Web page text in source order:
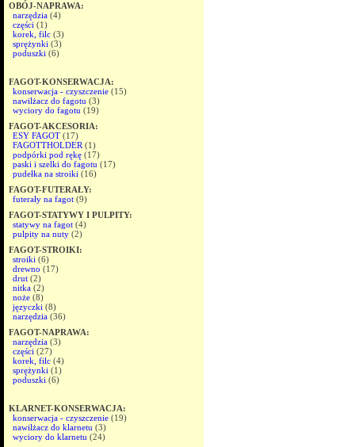
OBÓJ-NAPRAWA:
narzędzia (4)
części (1)
korek, filc (3)
sprężynki (3)
poduszki (6)
FAGOT-KONSERWACJA:
konserwacja - czyszczenie (15)
nawilżacz do fagotu (3)
wyciory do fagotu (19)
FAGOT-AKCESORIA:
ESY FAGOT (17)
FAGOTTHOLDER (1)
podpórki pod rękę (17)
paski i szelki do fagotu (17)
pudełka na stroiki (16)
FAGOT-FUTERAŁY:
futerały na fagot (9)
FAGOT-STATYWY I PULPITY:
statywy na fagot (4)
pulpity na nuty (2)
FAGOT-STROIKI:
stroiki (6)
drewno (17)
drut (2)
nitka (2)
noże (8)
języczki (8)
narzędzia (36)
FAGOT-NAPRAWA:
narzędzia (3)
części (27)
korek, filc (4)
sprężynki (1)
poduszki (6)
KLARNET-KONSERWACJA:
konserwacja - czyszczenie (19)
nawilżacz do klarnetu (3)
wyciory do klarnetu (24)